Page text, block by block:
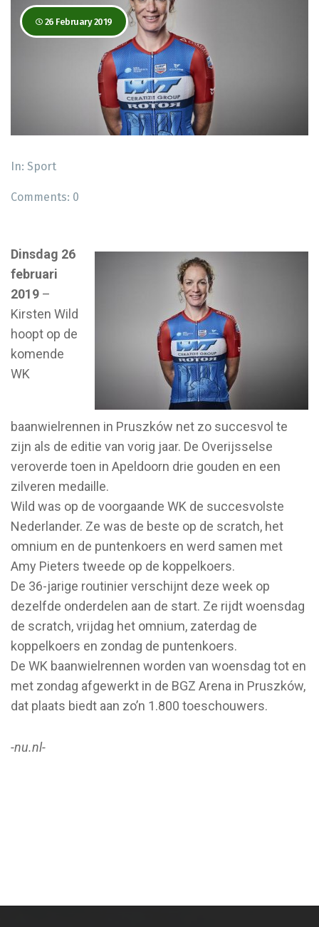
26 February 2019
In: Sport
Comments: 0
Dinsdag 26
februari
2019 –
Kirsten Wild
hoopt op de
komende
WK
baanwielrennen in Pruszków net zo succesvol te
zijn als de editie van vorig jaar. De Overijsselse
veroverde toen in Apeldoorn drie gouden en een
zilveren medaille.
Wild was op de voorgaande WK de succesvolste
Nederlander. Ze was de beste op de scratch, het
omnium en de puntenkoers en werd samen met
Amy Pieters tweede op de koppelkoers.
De 36-jarige routinier verschijnt deze week op
dezelfde onderdelen aan de start. Ze rijdt woensdag
de scratch, vrijdag het omnium, zaterdag de
koppelkoers en zondag de puntenkoers.
De WK baanwielrennen worden van woensdag tot en
met zondag afgewerkt in de BGZ Arena in Pruszków,
dat plaats biedt aan zo’n 1.800 toeschouwers.
-nu.nl-